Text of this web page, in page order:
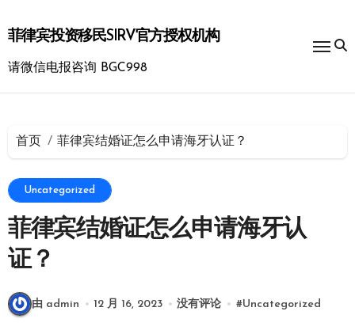
到
内
菲律宾投资移民SIRV官方授权机构
请微信电报咨询 BGC998
首页 菲律宾结婚证怎么申请海牙认证？
Uncategorized
菲律宾结婚证怎么申请海牙认
证？
由 admin 12 月 16, 2023 没有评论 #Uncategorized